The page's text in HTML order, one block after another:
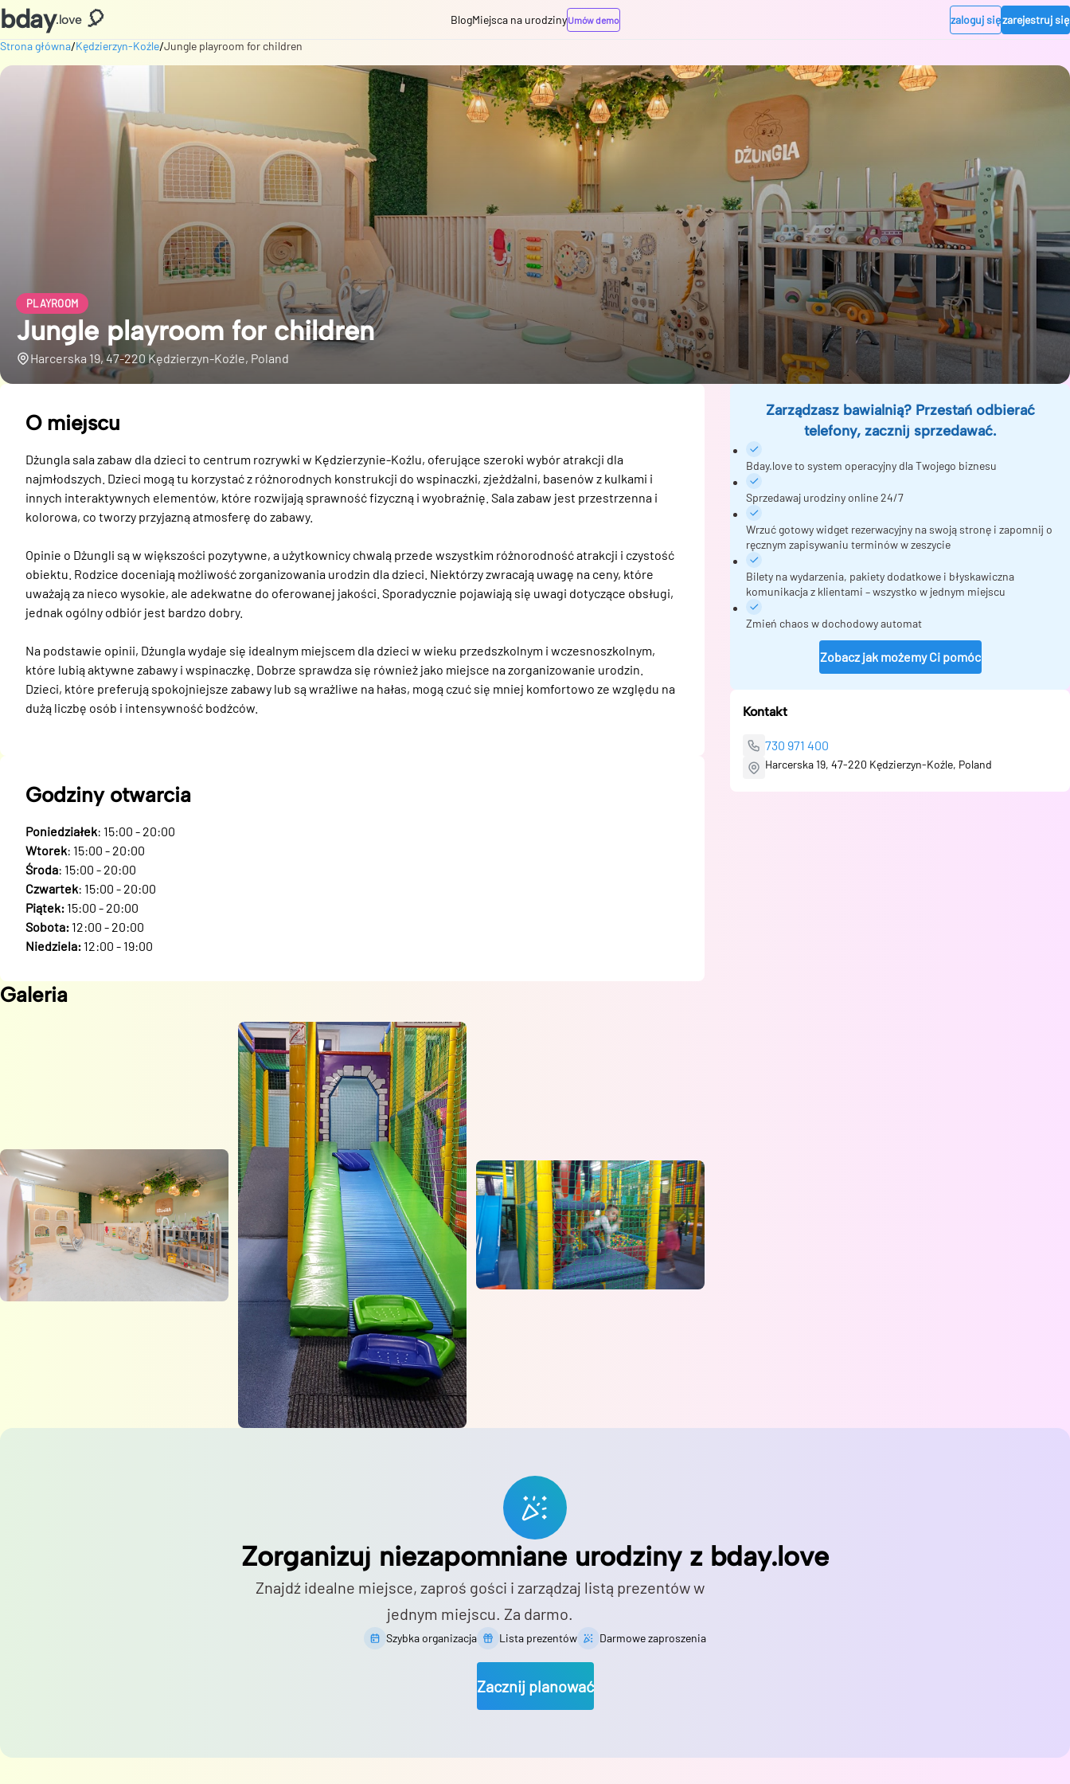
bday.love 🎈 BlogMiejsca na urodzinyUmów demo zaloguj sięzarejestruj się
Strona główna/Kędzierzyn-Koźle/Jungle playroom for children
PLAYROOM
Jungle playroom for children
Harcerska 19, 47-220 Kędzierzyn-Koźle, Poland
O miejscu
Dżungla sala zabaw dla dzieci to centrum rozrywki w Kędzierzynie-Koźlu, oferujące szeroki wybór atrakcji dla
najmłodszych. Dzieci mogą tu korzystać z różnorodnych konstrukcji do wspinaczki, zjeżdżalni, basenów z kulkami i
innych interaktywnych elementów, które rozwijają sprawność fizyczną i wyobraźnię. Sala zabaw jest przestrzenna i
kolorowa, co tworzy przyjazną atmosferę do zabawy.
Opinie o Dżungli są w większości pozytywne, a użytkownicy chwalą przede wszystkim różnorodność atrakcji i czystość
obiektu. Rodzice doceniają możliwość zorganizowania urodzin dla dzieci. Niektórzy zwracają uwagę na ceny, które
uważają za nieco wysokie, ale adekwatne do oferowanej jakości. Sporadycznie pojawiają się uwagi dotyczące obsługi,
jednak ogólny odbiór jest bardzo dobry.
Na podstawie opinii, Dżungla wydaje się idealnym miejscem dla dzieci w wieku przedszkolnym i wczesnoszkolnym,
które lubią aktywne zabawy i wspinaczkę. Dobrze sprawdza się również jako miejsce na zorganizowanie urodzin.
Dzieci, które preferują spokojniejsze zabawy lub są wrażliwe na hałas, mogą czuć się mniej komfortowo ze względu na
dużą liczbę osób i intensywność bodźców.
Godziny otwarcia
Poniedziałek: 15:00 - 20:00
Wtorek: 15:00 - 20:00
Środa: 15:00 - 20:00
Czwartek: 15:00 - 20:00
Piątek: 15:00 - 20:00
Sobota: 12:00 - 20:00
Niedziela: 12:00 - 19:00
Galeria
Zarządzasz bawialnią? Przestań odbierać
telefony, zacznij sprzedawać.
Bday.love to system operacyjny dla Twojego biznesu
Sprzedawaj urodziny online 24/7
Wrzuć gotowy widget rezerwacyjny na swoją stronę i zapomnij o
ręcznym zapisywaniu terminów w zeszycie
Bilety na wydarzenia, pakiety dodatkowe i błyskawiczna
komunikacja z klientami – wszystko w jednym miejscu
Zmień chaos w dochodowy automat
Zobacz jak możemy Ci pomóc
Kontakt
730 971 400
Harcerska 19, 47-220 Kędzierzyn-Koźle, Poland
Zorganizuj niezapomniane urodziny z bday.love
Znajdź idealne miejsce, zaproś gości i zarządzaj listą prezentów w
jednym miejscu. Za darmo.
Szybka organizacja Lista prezentów Darmowe zaproszenia
Zacznij planować